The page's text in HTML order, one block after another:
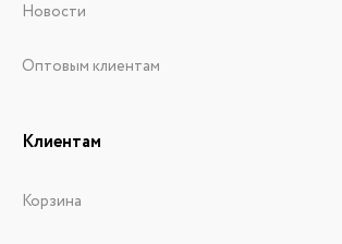
Новости
Оптовым клиентам
Клиентам
Корзина